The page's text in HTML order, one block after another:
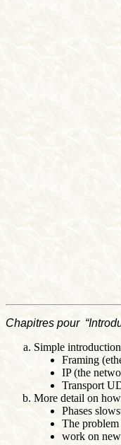
Chapitres pour
Simple
Framing
IP (the
Transport
More detail on
Phases
The
work on new